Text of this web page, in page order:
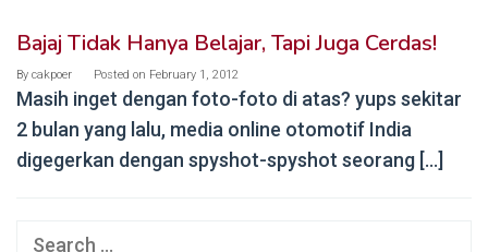
Bajaj Tidak Hanya Belajar, Tapi Juga Cerdas!
By cakpoer Posted on February 1, 2012
Masih inget dengan foto-foto di atas? yups sekitar
2 bulan yang lalu, media online otomotif India
digegerkan dengan spyshot-spyshot seorang […]
Search